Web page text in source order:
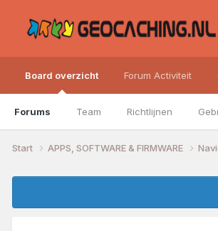
Board overzicht
Forums Team Richtlijnen
Forum Activiteit
Start APPS, SOFTWARE & FIRMWARE